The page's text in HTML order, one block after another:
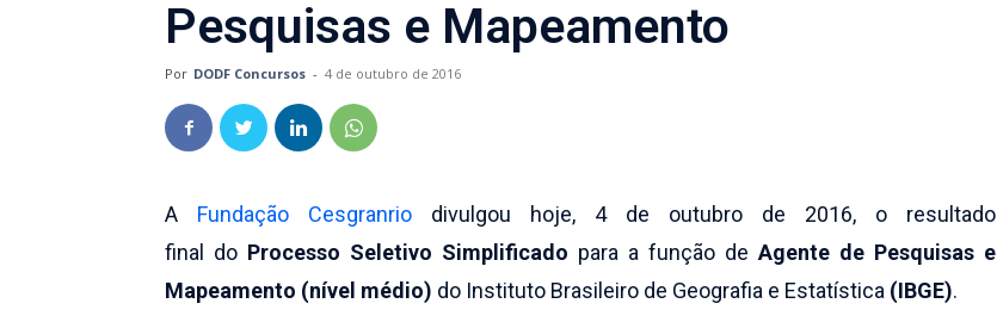
Pesquisas e Mapeamento
Por DODF Concursos - 4 de outubro de 2016
A Fundação Cesgranrio divulgou hoje, 4 de outubro de 2016, o resultado
final do Processo Seletivo Simplificado para a função de Agente de Pesquisas e
Mapeamento (nível médio) do Instituto Brasileiro de Geografia e Estatística (IBGE).